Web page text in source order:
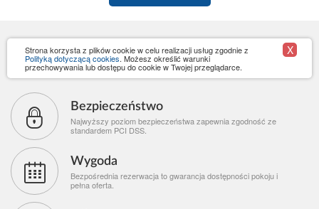
Strona korzysta z plików cookie w celu realizacji usług zgodnie z
Polityką dotyczącą cookies. Możesz określić warunki
przechowywania lub dostępu do cookie w Twojej przeglądarce.
X
Bezpieczeństwo
Najwyższy poziom bezpieczeństwa zapewnia zgodność ze
standardem PCI DSS.
Wygoda
Bezpośrednia rezerwacja to gwarancja dostępności pokoju i
pełna oferta.